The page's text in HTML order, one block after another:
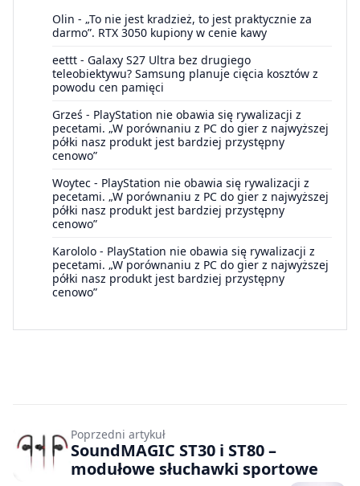
Olin - „To nie jest kradzież, to jest praktycznie za
darmo”. RTX 3050 kupiony w cenie kawy
eettt - Galaxy S27 Ultra bez drugiego
teleobiektywu? Samsung planuje cięcia kosztów z
powodu cen pamięci
Grześ - PlayStation nie obawia się rywalizacji z
pecetami. „W porównaniu z PC do gier z najwyższej
półki nasz produkt jest bardziej przystępny
cenowo”
Woytec - PlayStation nie obawia się rywalizacji z
pecetami. „W porównaniu z PC do gier z najwyższej
półki nasz produkt jest bardziej przystępny
cenowo”
Karololo - PlayStation nie obawia się rywalizacji z
pecetami. „W porównaniu z PC do gier z najwyższej
półki nasz produkt jest bardziej przystępny
cenowo”
Poprzedni artykuł
SoundMAGIC ST30 i ST80 –
modułowe słuchawki sportowe